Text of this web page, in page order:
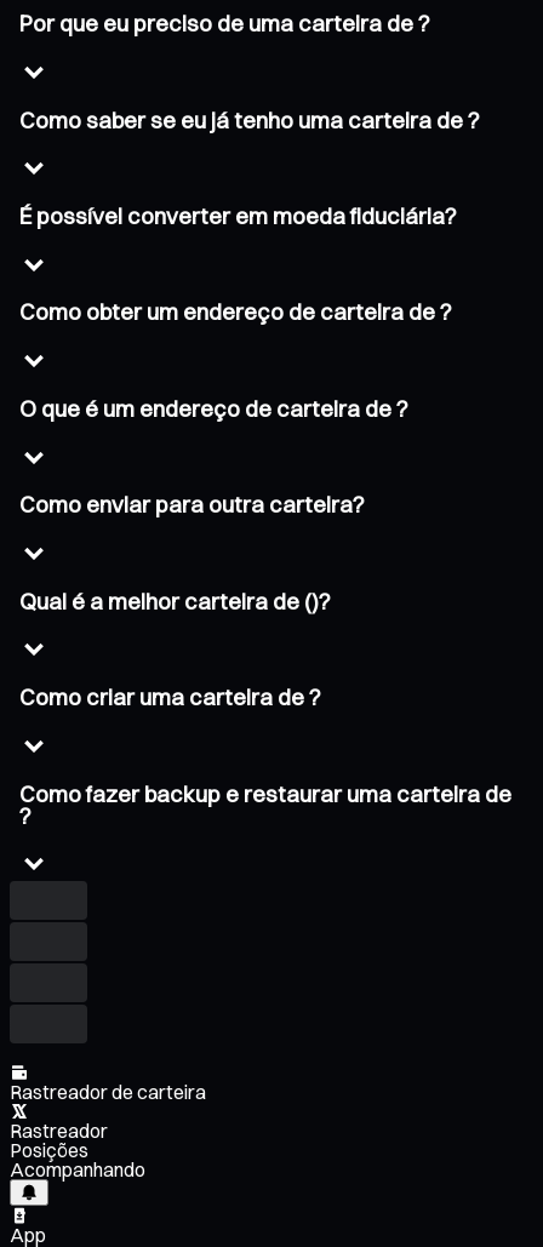
Por que eu preciso de uma carteira de ?
Como saber se eu já tenho uma carteira de ?
É possível converter em moeda fiduciária?
Como obter um endereço de carteira de ?
O que é um endereço de carteira de ?
Como enviar para outra carteira?
Qual é a melhor carteira de ()?
Como criar uma carteira de ?
Como fazer backup e restaurar uma carteira de
?
Rastreador de carteira
Rastreador
Posições
Acompanhando
App